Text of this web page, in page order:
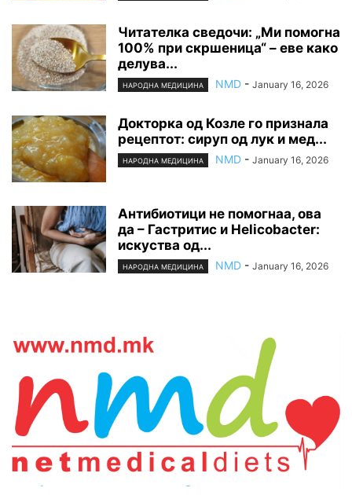
Читателка сведочи: „Ми помогна
100% при скршеница“ – еве како
делува...
НАРОДНА МЕДИЦИНА NMD - January 16, 2026
Докторка од Козле го признала
рецептот: сируп од лук и мед...
НАРОДНА МЕДИЦИНА NMD - January 16, 2026
Антибиотици не помогнаа, ова
да – Гастритис и Helicobacter:
искуства од...
НАРОДНА МЕДИЦИНА NMD - January 16, 2026